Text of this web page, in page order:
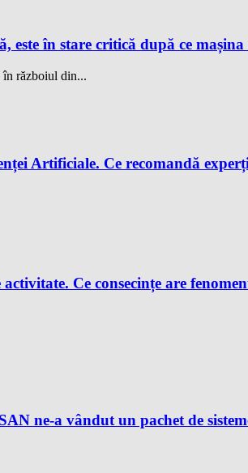
în stare critică după ce mașina
în războiul din...
Artificiale. Ce recomandă
Ce consecințe are
ne-a vândut un pachet de